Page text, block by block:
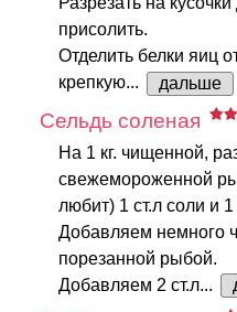
присолить.
Отделить белки яиц
крепкую...
дальше
Сельдь соленая
На 1 кг. чищенной,
свежемороженной
любит) 1 ст.л соли и
Добавляем немного
порезанной рыбой.
Добавляем 2 ст.л...